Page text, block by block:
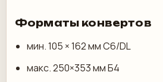
Форматы конвертов
мин. 105 × 162 мм C6/DL
макс. 250×353 мм Б4